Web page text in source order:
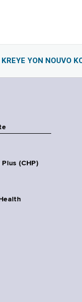
KREYE YON NOUVO
(CHP)